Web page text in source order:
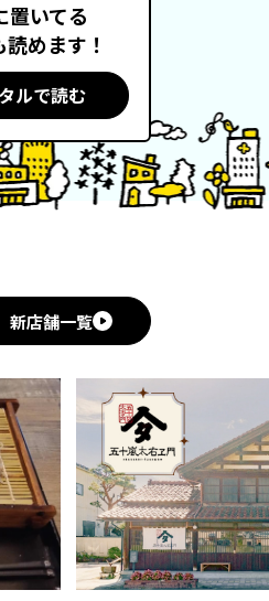
置いてる
めます！
ルで読む
新店舗一覧